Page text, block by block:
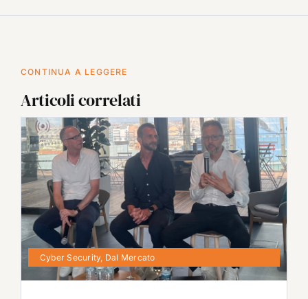
CONTINUA A LEGGERE
Articoli correlati
Cyber Security, Dal Mercato